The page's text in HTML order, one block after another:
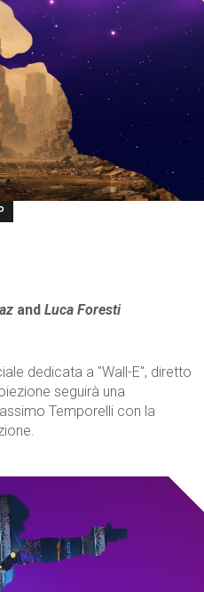
andLuca Foresti
dedicata a "Wall-E", diretto
seguirà una
Temporelli con la